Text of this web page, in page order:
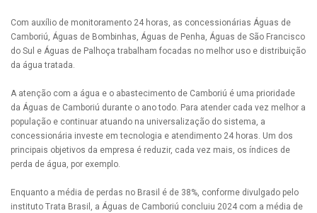
Com auxílio de monitoramento 24 horas, as concessionárias Águas de
Camboriú, Águas de Bombinhas, Águas de Penha, Águas de São Francisco
do Sul e Águas de Palhoça trabalham focadas no melhor uso e distribuição
da água tratada.
A atenção com a água e o abastecimento de Camboriú é uma prioridade
da Águas de Camboriú durante o ano todo. Para atender cada vez melhor a
população e continuar atuando na universalização do sistema, a
concessionária investe em tecnologia e atendimento 24 horas. Um dos
principais objetivos da empresa é reduzir, cada vez mais, os índices de
perda de água, por exemplo.
Enquanto a média de perdas no Brasil é de 38%, conforme divulgado pelo
instituto Trata Brasil, a Águas de Camboriú concluiu 2024 com a média de